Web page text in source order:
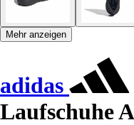
Mehr anzeigen
adidas
Laufschuhe